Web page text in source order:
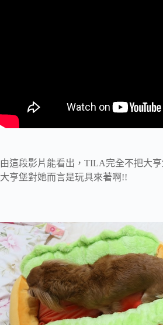
由這段影片能看出，TILA完全不把大
大亨堡對她而言是玩具來著啊!!